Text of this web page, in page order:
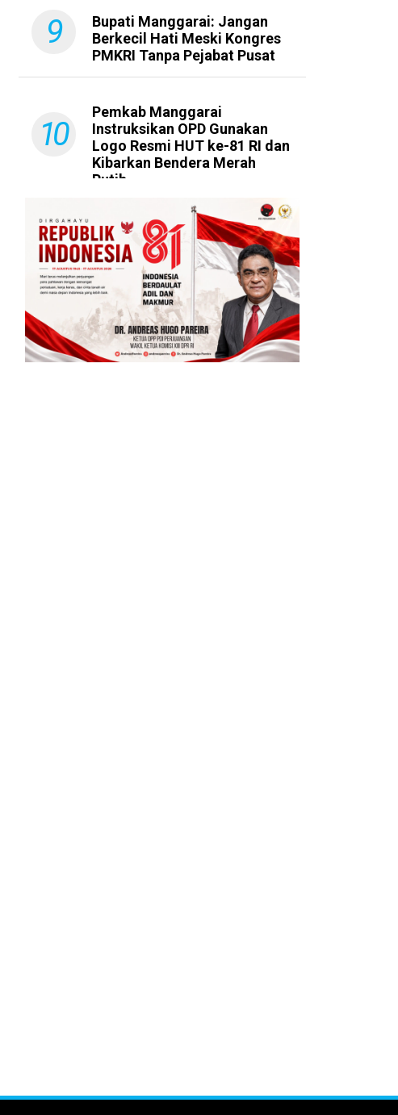
9
Bupati Manggarai: Jangan
Berkecil Hati Meski Kongres
PMKRI Tanpa Pejabat Pusat
10
Pemkab Manggarai
Instruksikan OPD Gunakan
Logo Resmi HUT ke-81 RI dan
Kibarkan Bendera Merah
Putih